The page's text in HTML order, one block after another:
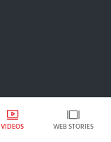
VIDEOS WEB STORIES